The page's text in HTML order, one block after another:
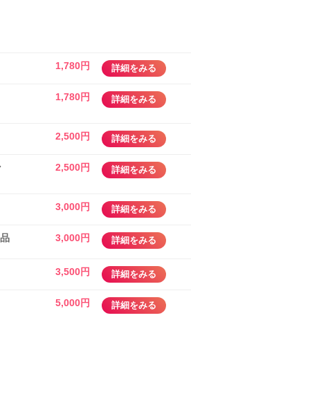
1,780円 詳細をみる
1,780円 詳細をみる
2,500円 詳細をみる
2,500円 詳細をみる
3,000円 詳細をみる
3,000円 詳細をみる
3,500円 詳細をみる
5,000円 詳細をみる